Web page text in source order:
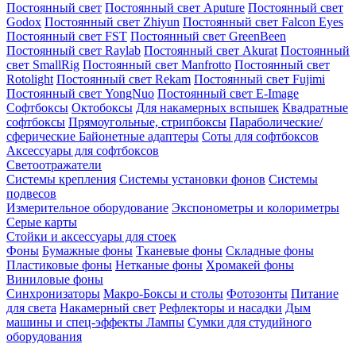
Постоянный свет Постоянный свет Aputure Постоянный свет
Godox Постоянный свет Zhiyun Постоянный свет Falcon Eyes
Постоянный свет FST Постоянный свет GreenBeen
Постоянный свет Raylab Постоянный свет Akurat Постоянный
свет SmallRig Постоянный свет Manfrotto Постоянный свет
Rotolight Постоянный свет Rekam Постоянный свет Fujimi
Постоянный свет YongNuo Постоянный свет E-Image
Софтбоксы Октобоксы Для накамерных вспышек Квадратные
софтбоксы Прямоугольные, стрипбоксы Параболические/
сферические Байонетныe адаптеры Соты для софтбоксов
Аксессуары для софтбоксов
Светоотражатели
Системы крепления Системы установки фонов Системы
подвесов
Измерительное оборудование Экспонометры и колориметры
Серые карты
Стойки и аксессуары для стоек
Фоны Бумажные фоны Тканевые фоны Складные фоны
Пластиковые фоны Нетканые фоны Хромакей фоны
Виниловые фоны
Синхронизаторы Макро-Боксы и столы Фотозонты Питание
для света Накамерный свет Рефлекторы и насадки Дым
машины и спец-эффекты Лампы Сумки для студийного
оборудования